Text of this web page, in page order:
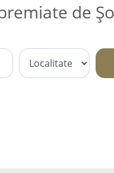
de